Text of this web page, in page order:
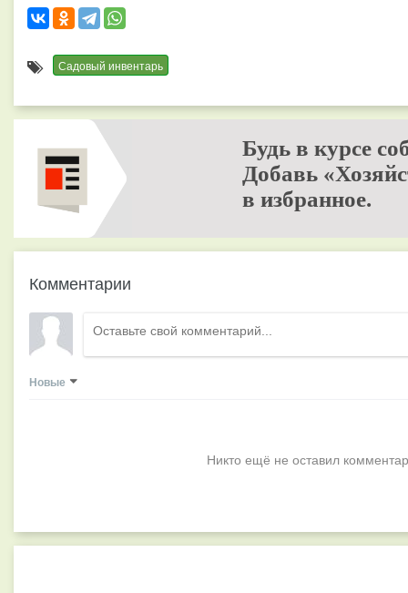
Садовый инвентарь
Будь в курсе
Добавь
в избранное.
Комментарии
Новые
Никто ещё не оставил